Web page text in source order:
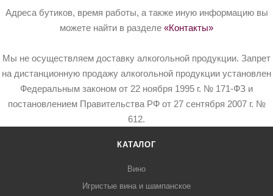
Адреса бутиков, время работы, а также иную информацию вы
можете найти в разделе «Контакты»
Мы не осуществляем доставку алкогольной продукции. Запрет
на дистанционную продажу алкогольной продукции установлен
Федеральным законом от 22 ноября 1995 г. № 171-ФЗ и
постановлением Правительства РФ от 27 сентября 2007 г. №
612.
КАТАЛОГ
Вино
Игристые вина и шампанское